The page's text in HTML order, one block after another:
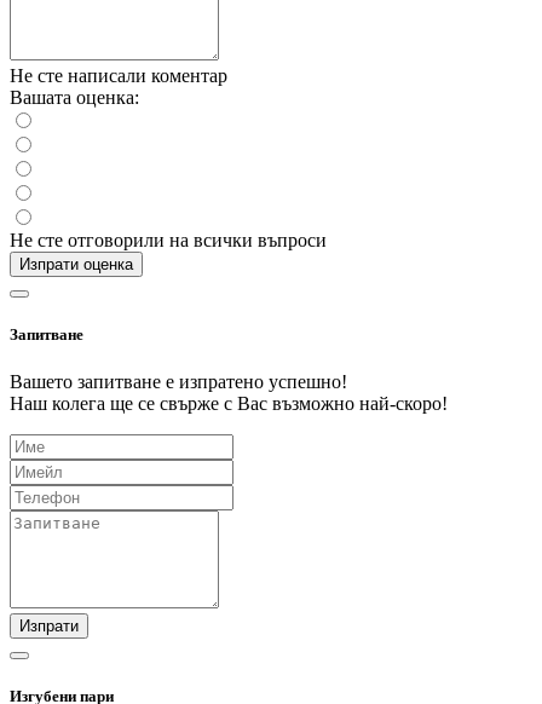
Не сте написали коментар
Вашата оценка:
Не сте отговорили на всички въпроси
Изпрати оценка
Запитване
Вашето запитване е изпратено успешно!
Наш колега ще се свърже с Вас възможно най-скоро!
Изпрати
Изгубени пари